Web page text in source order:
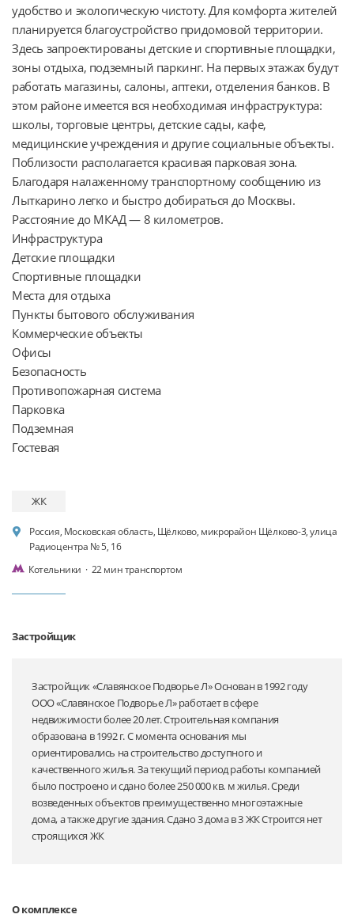
удобство и экологическую чистоту. Для комфорта жителей
планируется благоустройство придомовой территории.
Здесь запроектированы детские и спортивные площадки,
зоны отдыха, подземный паркинг. На первых этажах будут
работать магазины, салоны, аптеки, отделения банков. В
этом районе имеется вся необходимая инфраструктура:
школы, торговые центры, детские сады, кафе,
медицинские учреждения и другие социальные объекты.
Поблизости располагается красивая парковая зона.
Благодаря налаженному транспортному сообщению из
Лыткарино легко и быстро добираться до Москвы.
Расстояние до МКАД — 8 километров.
Инфраструктура
Детские площадки
Спортивные площадки
Места для отдыха
Пункты бытового обслуживания
Коммерческие объекты
Офисы
Безопасность
Противопожарная система
Парковка
Подземная
ЖК
Россия, Московская область, Щёлково, микрорайон Щёлково-3, улица
Радиоцентра № 5, 16
Котельники · 22 мин транспортом
Застройщик
Застройщик «Славянское Подворье Л» Основан в 1992 году
ООО «Славянское Подворье Л» работает в сфере
недвижимости более 20 лет. Строительная компания
образована в 1992 г. С момента основания мы
ориентировались на строительство доступного и
качественного жилья. За текущий период работы компанией
было построено и сдано более 250 000 кв. м жилья. Среди
возведенных объектов преимущественно многоэтажные
дома, а также другие здания. Сдано 3 дома в 3 ЖК Строится нет
строящихся ЖК
О комплексе